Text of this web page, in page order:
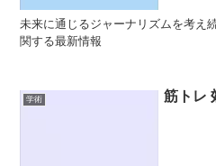
未来に通じるジャーナリズムを考
関する最新情報
学術 筋トレ